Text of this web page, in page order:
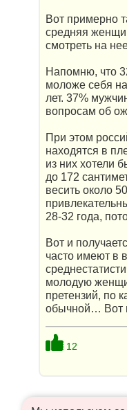
Вот примерно
средняя
смотреть на
Напомню, что
моложе себя
лет. 37%
вопросам об
При этом
находятся в
из них хотели
до 172
весить около
28-32 года,
Вот и
часто имеют в
молодую
претензий, по
обычной… Вот
12